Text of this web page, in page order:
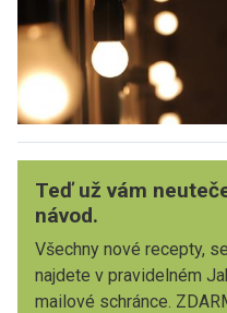
Teď už vám
návod.
Všechny nové recepty,
najdete v pravidelném
mailové schránce.